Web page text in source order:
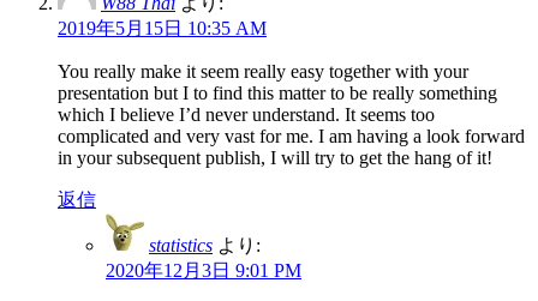
2019年5月15日 10:35 AM
You really make it seem really easy together with your
presentation but I to find this matter to be really something
which I believe I’d never understand. It seems too
complicated and very vast for me. I am having a look forward
in your subsequent publish, I will try to get the hang of it!
返信
statistics より:
2020年12月3日 9:01 PM